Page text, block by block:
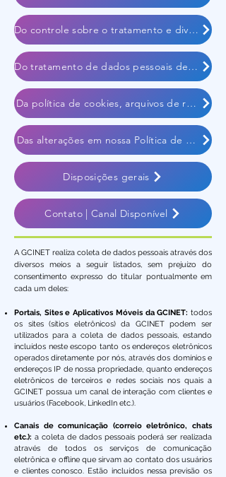
Do controle sobre o tratamento e
Do tratamento de dados pessoais de
Da política de cookies, arquivos de registros
Das alterações em nossa Política de
Disposições gerais
Contato | Canal Disponível
A GCINET realiza coleta de dados pessoais através dos
diversos meios a seguir listados, sem prejuízo do
consentimento expresso do titular pontualmente em
cada um deles:
Portais, Sites e Aplicativos Móveis da GCINET: todos
os sites (sítios eletrônicos) da GCINET podem ser
utilizados para a coleta de dados pessoais, estando
incluídos neste escopo tanto os endereços eletrônicos
operados diretamente por nós, através dos domínios e
endereços IP de nossa propriedade, quanto endereços
eletrônicos de terceiros e redes sociais nos quais a
GCINET possua um canal de interação com clientes e
usuários (Facebook, LinkedIn etc.).
Canais de comunicação (correio eletrônico, chats
etc.): a coleta de dados pessoais poderá ser realizada
através de todos os serviços de comunicação
eletrônica e offline que sirvam ao contato dos usuários
e clientes conosco. Estão incluídos nessa previsão os